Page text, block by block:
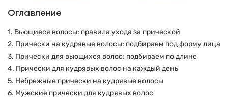
Оглавление
1. Вьющиеся волосы: правила ухода за прической
2. Прически на кудрявые волосы: подбираем под форму лица
3. Прически для вьющихся волос: подбираем по длине
4. Прически для кудрявых волос на каждый день
5. Небрежные прически на кудрявые волосы
6. Мужские прически для кудрявых волос